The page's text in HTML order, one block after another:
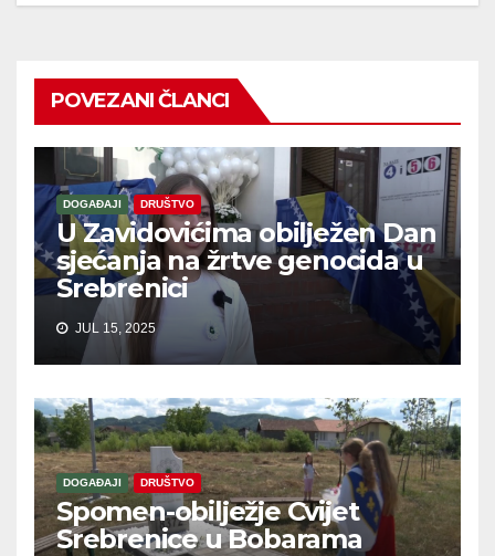
POVEZANI ČLANCI
DOGAĐAJI DRUŠTVO
U Zavidovićima obilježen Dan
sjećanja na žrtve genocida u
Srebrenici
JUL 15, 2025
DOGAĐAJI DRUŠTVO
Spomen-obilježje Cvijet
Srebrenice u Bobarama